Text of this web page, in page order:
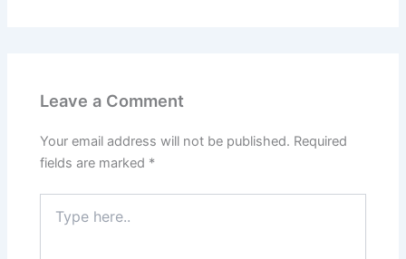
Leave a Comment
Your email address will not be published. Required
fields are marked *
here..